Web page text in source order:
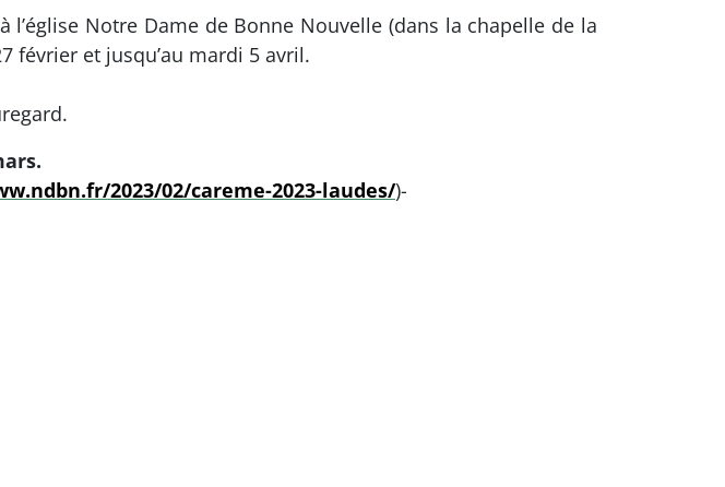
l’église Notre Dame de Bonne Nouvelle (dans la chapelle de la
février et jusqu’au mardi 5 avril.
2023/02/careme-2023-laudes/)-